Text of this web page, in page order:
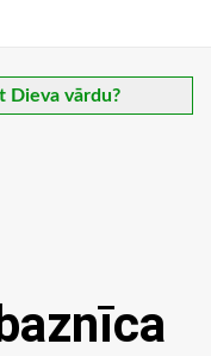
Dieva vārdu?